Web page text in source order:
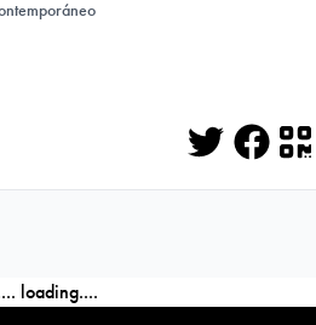
Twitter
loading....